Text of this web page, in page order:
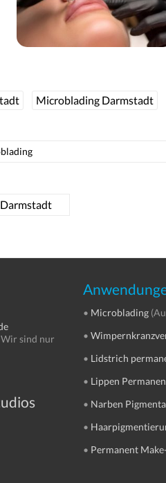
Microblading Darmstadt
sind nur
• Microblading
•
• Lidstrich
• Lippen
• Narben
•
• Permanent